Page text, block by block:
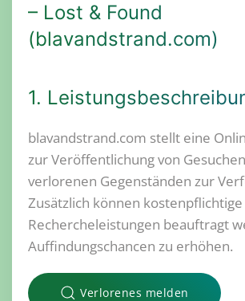
– Lost & Found
(blavandstrand.com)
1.
blavandstrand.com stellt eine
zur Veröffentlichung von
verlorenen Gegenständen zur
Zusätzlich können kostenpflichtige
Rechercheleistungen beauftragt
Auffindungschancen zu erhöhen.
Verlorenes melden